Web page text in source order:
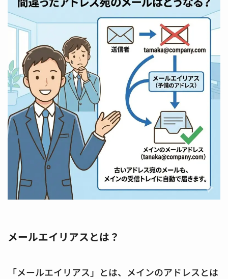
メールエイリアスとは？
「メールエイリアス」とは、メインのアドレスとは